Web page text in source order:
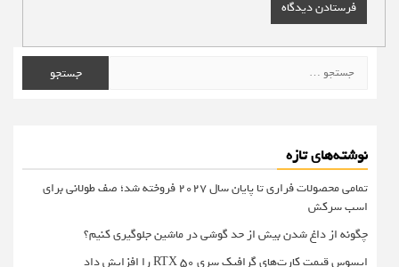
برای:
نوشته‌های تازه
تمامی محصولات فراری تا پایان سال ۲۰۲۷ فروخته شد؛ صف طولانی برای
اسب سرکش
چگونه از داغ شدن بیش از حد گوشی در ماشین جلوگیری کنیم؟
ایسوس قیمت کارت‌های گرافیک سری RTX 50 را افزایش داد